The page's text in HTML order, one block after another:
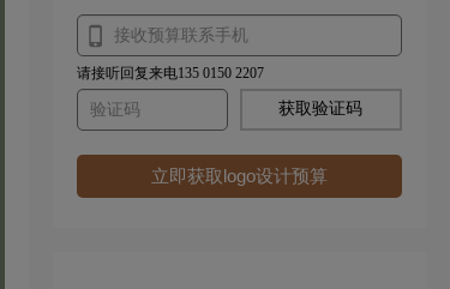
请接听回复来电135 0150 2207
获取验证码
立即获取logo设计预算